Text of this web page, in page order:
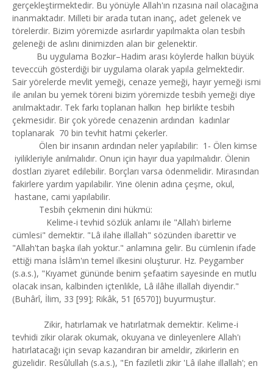
gerçekleştirmektedir. Bu yönüyle Allah'ın rızasına nail olacağına
inanmaktadır. Milleti bir arada tutan inanç, adet gelenek ve
törelerdir. Bizim yöremizde asırlardır yapılmakta olan tesbih
geleneği de aslını dinimizden alan bir gelenektir.
Bu uygulama Bozkır–Hadim arası köylerde halkın büyük
teveccüh gösterdiği bir uygulama olarak yapıla gelmektedir.
Sair yörelerde mevlit yemeği, cenaze yemeği, hayır yemeği ismi
ile anılan bu yemek töreni bizim yöremizde tesbih yemeği diye
anılmaktadır. Tek farkı toplanan halkın hep birlikte tesbih
çekmesidir. Bir çok yörede cenazenin ardından kadınlar
toplanarak 70 bin tevhit hatmi çekerler.
Ölen bir insanın ardından neler yapılabilir: 1- Ölen kimse
iyilikleriyle anılmalıdır. Onun için hayır dua yapılmalıdır. Ölenin
dostları ziyaret edilebilir. Borçları varsa ödenmelidir. Mirasından
fakirlere yardım yapılabilir. Yine ölenin adına çeşme, okul,
hastane, cami yapılabilir.
Tesbih çekmenin dini hükmü:
Kelime-i tevhid sözlük anlamı ile "Allah'ı birleme
cümlesi" demektir. "Lâ ilahe illallah" sözünden ibarettir ve
"Allah'tan başka ilah yoktur." anlamına gelir. Bu cümlenin ifade
ettiği mana İslâm'ın temel ilkesini oluşturur. Hz. Peygamber
(s.a.s.), "Kıyamet gününde benim şefaatim sayesinde en mutlu
olacak insan, kalbinden içtenlikle, Lâ ilâhe illallah diyendir."
(Buhârî, İlim, 33 [99]; Rikâk, 51 [6570]) buyurmuştur.
Zikir, hatırlamak ve hatırlatmak demektir. Kelime-i
tevhidi zikir olarak okumak, okuyana ve dinleyenlere Allah'ı
hatırlatacağı için sevap kazandıran bir ameldir, zikirlerin en
güzelidir. Resûlullah (s.a.s.), "En faziletli zikir 'Lâ ilahe illallah'; en